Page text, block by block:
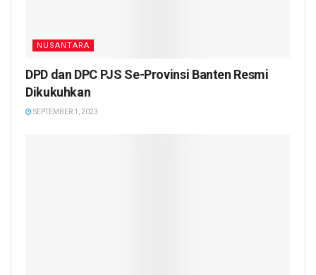
NUSANTARA
DPD dan DPC PJS Se-Provinsi Banten Resmi
Dikukuhkan
SEPTEMBER 1, 2023